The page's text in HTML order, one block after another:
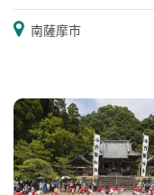
南薩摩市